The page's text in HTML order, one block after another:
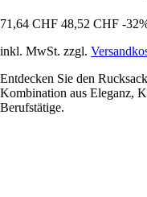
71,64 CHF 48,52 CHF -
inkl. MwSt. zzgl.
Entdecken Sie den
Kombination aus Eleganz,
Berufstätige.